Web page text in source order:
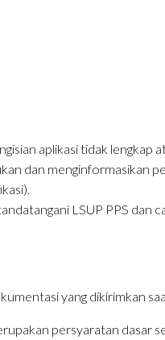
aplikasi tidak lengkap
dan menginformasikan
LSUP PPS dan
yang dikirimkan
persyaratan dasar